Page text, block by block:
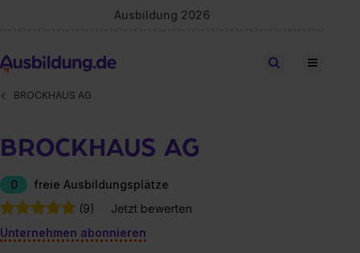
Ausbildung 2026
Stellen finden
BROCKHAUS AG
BROCKHAUS AG
0
freie Ausbildungsplätze
(9)
Jetzt bewerten
Unternehmen abonnieren